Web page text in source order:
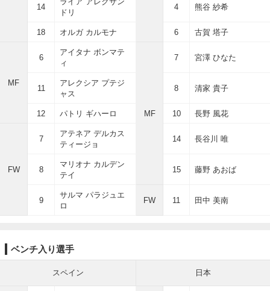
14
ドリ
4 熊谷 紗希
18 オルガ カルモナ 6 古賀 塔子
MF
6
アイタナ ボンマテ
ィ
MF
7 宮澤 ひなた
11
アレクシア プテジ
ャス
8 清家 貴子
12 パトリ ギハーロ 10 長野 風花
FW
7
アテネア デルカス
ティージョ
14 長谷川 唯
8
マリオナ カルデン
テイ
15 藤野 あおば
9
サルマ パラジュエ
ロ
FW 11 田中 美南
ベンチ入り選手
スペイン 日本